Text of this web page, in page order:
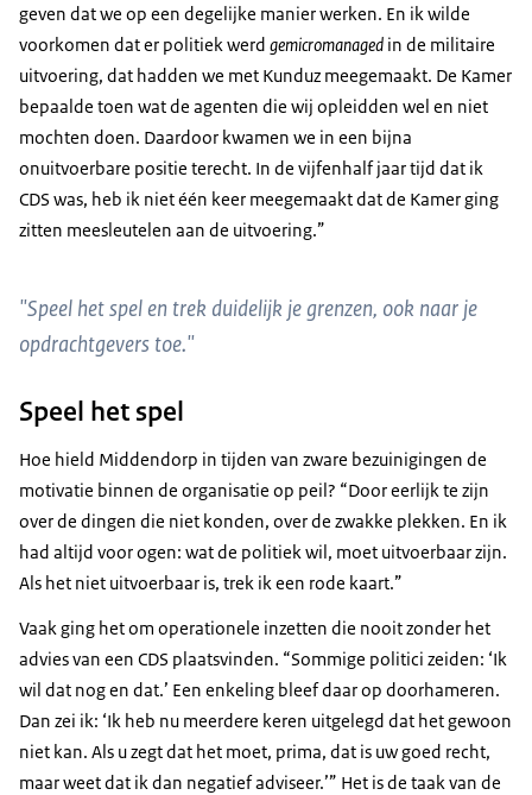
geven dat we op een degelijke manier werken. En ik wilde
voorkomen dat er politiek werd gemicromanaged in de militaire
uitvoering, dat hadden we met Kunduz meegemaakt. De Kamer
bepaalde toen wat de agenten die wij opleidden wel en niet
mochten doen. Daardoor kwamen we in een bijna
onuitvoerbare positie terecht. In de vijfenhalf jaar tijd dat ik
CDS was, heb ik niet één keer meegemaakt dat de Kamer ging
zitten meesleutelen aan de uitvoering.”
"Speel het spel en trek duidelijk je grenzen, ook naar je
opdrachtgevers toe."
Speel het spel
Hoe hield Middendorp in tijden van zware bezuinigingen de
motivatie binnen de organisatie op peil? “Door eerlijk te zijn
over de dingen die niet konden, over de zwakke plekken. En ik
had altijd voor ogen: wat de politiek wil, moet uitvoerbaar zijn.
Als het niet uitvoerbaar is, trek ik een rode kaart.”
Vaak ging het om operationele inzetten die nooit zonder het
advies van een CDS plaatsvinden. “Sommige politici zeiden: ‘Ik
wil dat nog en dat.’ Een enkeling bleef daar op doorhameren.
Dan zei ik: ‘Ik heb nu meerdere keren uitgelegd dat het gewoon
niet kan. Als u zegt dat het moet, prima, dat is uw goed recht,
maar weet dat ik dan negatief adviseer.’” Het is de taak van de